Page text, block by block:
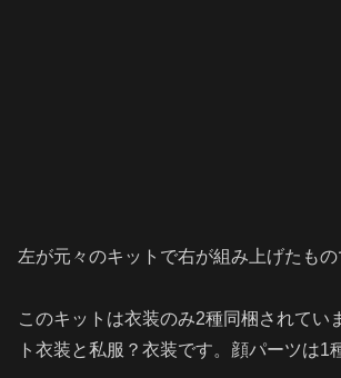
左が元々のキットで右が組み上げたもの
このキットは衣装のみ2種同梱されてい
ト衣装と私服？衣装です。顔パーツは1